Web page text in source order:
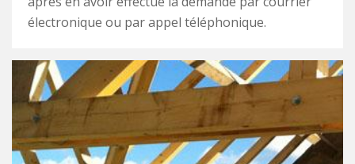
électronique ou par appel téléphonique.